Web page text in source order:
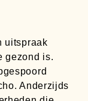
uitspraak
gezond is.
Anderzijds